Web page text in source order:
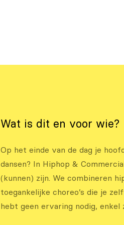
Wat is dit en voor wie?
Op het einde van de dag je
dansen? In Hiphop &
(kunnen) zijn. We combineren
toegankelijke choreo’s die je
hebt geen ervaring nodig, enkel